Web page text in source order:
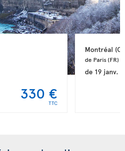
330 €
TTC
Montréal
de Paris (FR)
de 19 janv.